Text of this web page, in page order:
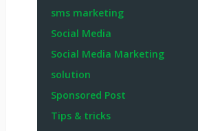
sms marketing
Social Media
Social Media Marketing
solution
Sponsored Post
Tips & tricks